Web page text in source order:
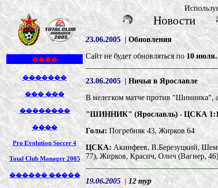
����
�������
��� ���
��������
����
Pro Evolution Soccer 4
Total Club Manager 2005
������ �����
Новости
23.06.2005 |Обновления
Cайт не будет обновляться по10 июля.
23.06.2005 |Ничья в Ярославле
В нелегком матче против"Шинника",
"ШИННИК" (Ярославль) - ЦСКА
Голы: Погребняк 43, Жирков 64
ЦСКА:Акинфеев, В.Березуцкий,
77), Жирков, Красич, Олич (Вагнер, 46)
19.06.2005 | 12 тур